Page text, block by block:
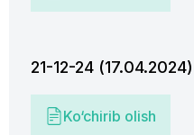
21-12-24 (17.04.2024)
Ko‘chirib olish